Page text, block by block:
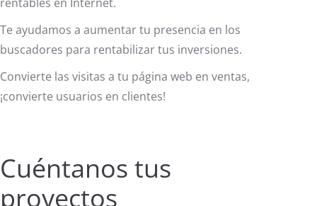
Te ayudamos a aumentar tu presencia en los
buscadores para rentabilizar tus inversiones.
Convierte las visitas a tu página web en ventas,
¡convierte usuarios en clientes!
Cuéntanos tus
proyectos